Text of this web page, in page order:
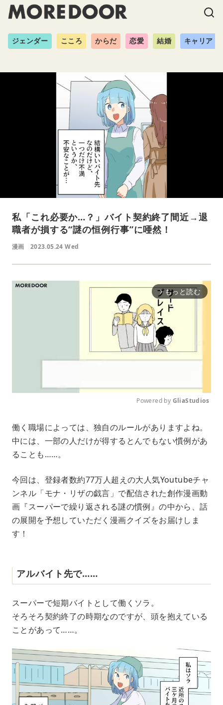
ジェンダー こころ からだ 恋愛 結婚 キャリア
私「これ必要か…？」バイト契約終了間近→退
職者が損する“謎の恒例行事”に唖然！
漫画 2023.05.24 Wed
arrow_forward_ios もっと読む
u
t
Powered by GliaStudios
働く職場によっては、独自のルールがありますよね。
中には、一部の人だけが得するとんでもない慣例があ
ることも……。
今回は、登録者数約77万人超えの大人気Youtubeチャ
ンネル「モナ・リザの戯言」で配信された創作漫画動
画『スーパーで繰り返される謎の慣例』の中から、話
の展開を予想していただく漫画クイズをお届けしま
す！
アルバイト先で……
スーパーで短期バイトとして働くソラ。
そろそろ契約終了の時期なのですが、頭を抱えている
ことがあって……。